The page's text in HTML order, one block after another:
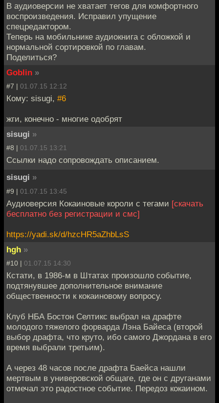
В аудиоверсии не хватает тегов для комфортного
воспроизведения. Исправил упущение
спецредактором.
Теперь на мобильнике аудиокнига с обложкой и
нормальной сортировкой по главам.
Поделиться?
Goblin »
#7 | 01.07.15 12:12
Кому: sisugi, #6
жги, конечно - многие одобрят
sisugi »
#8 | 01.07.15 13:21
Ссылки надо сопровождать описанием.
sisugi »
#9 | 01.07.15 13:45
Аудиоверсия Кокаиновые короли с тегами [скачать
бесплатно без регистрации и смс]
https://yadi.sk/d/hzcHR5aZhbLsS
hgh »
#10 | 01.07.15 14:30
Кстати, в 1986-м в Штатах произошло событие,
подтянувшее дополнительное внимание
общественности к кокаиновому вопросу.
Клуб НБА Бостон Селтикс выбрал на драфте
молодого тяжелого форварда Лэна Байеса (второй
выбор драфта, что круто, ибо самого Джордана в его
время выбрали третьим).
А через 48 часов после драфта Баейса нашли
мертвым в универовской общаге, где он с друганами
отмечал это радостное событие. Передоз кокаином.